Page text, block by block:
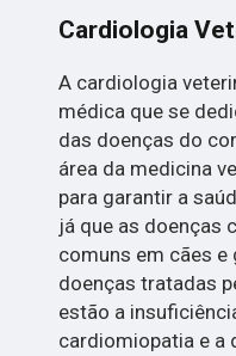
Cardiologia
A cardiologia
médica que se
das doenças do
área da medicina
para garantir a
já que as doenças
comuns em cães e
doenças tratadas
estão a
cardiomiopatia e a